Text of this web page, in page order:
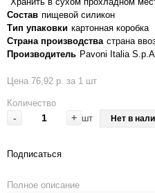
Состав пищевой силикон
Тип упаковки картонная коробка
Страна производства страна
Производитель Pavoni Italia S.p.A.
Цена 76,92 р. за 1 шт
Количество
- + шт Нет в
Подписаться
Полное описание